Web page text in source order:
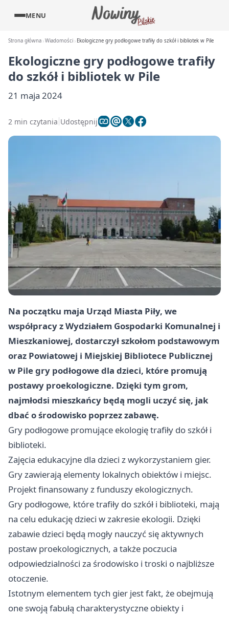
MENU
Strona główna Wiadomości Ekologiczne gry podłogowe trafiły do szkół i bibliotek w Pile
Ekologiczne gry podłogowe trafiły
do szkół i bibliotek w Pile
21 maja 2024
2 min czytania Udostępnij
Na początku maja Urząd Miasta Piły, we
współpracy z Wydziałem Gospodarki Komunalnej i
Mieszkaniowej, dostarczył szkołom podstawowym
oraz Powiatowej i Miejskiej Bibliotece Publicznej
w Pile gry podłogowe dla dzieci, które promują
postawy proekologiczne. Dzięki tym grom,
najmłodsi mieszkańcy będą mogli uczyć się, jak
dbać o środowisko poprzez zabawę.
Gry podłogowe promujące ekologię trafiły do szkół i
biblioteki.
Zajęcia edukacyjne dla dzieci z wykorzystaniem gier.
Gry zawierają elementy lokalnych obiektów i miejsc.
Projekt finansowany z funduszy ekologicznych.
Gry podłogowe, które trafiły do szkół i biblioteki, mają
na celu edukację dzieci w zakresie ekologii. Dzięki
zabawie dzieci będą mogły nauczyć się aktywnych
postaw proekologicznych, a także poczucia
odpowiedzialności za środowisko i troski o najbliższe
otoczenie.
Istotnym elementem tych gier jest fakt, że obejmują
one swoją fabułą charakterystyczne obiekty i